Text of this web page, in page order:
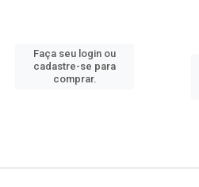
Faça seu login ou
cadastre-se para
comprar.